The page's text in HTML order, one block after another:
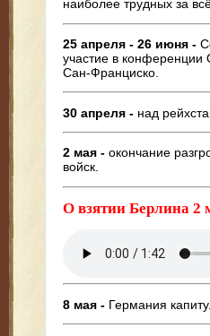
наиболее трудных за
25 апреля - 26 июня -
участие в
Сан-Франциско.
30 апреля - над
2 мая - окончание
войск.
О взятии Берлина 2
8 мая - Германия